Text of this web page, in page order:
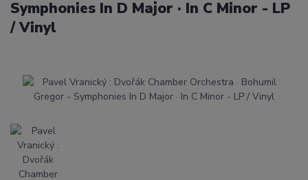
Symphonies In D Major · In C Minor - LP
/ Vinyl